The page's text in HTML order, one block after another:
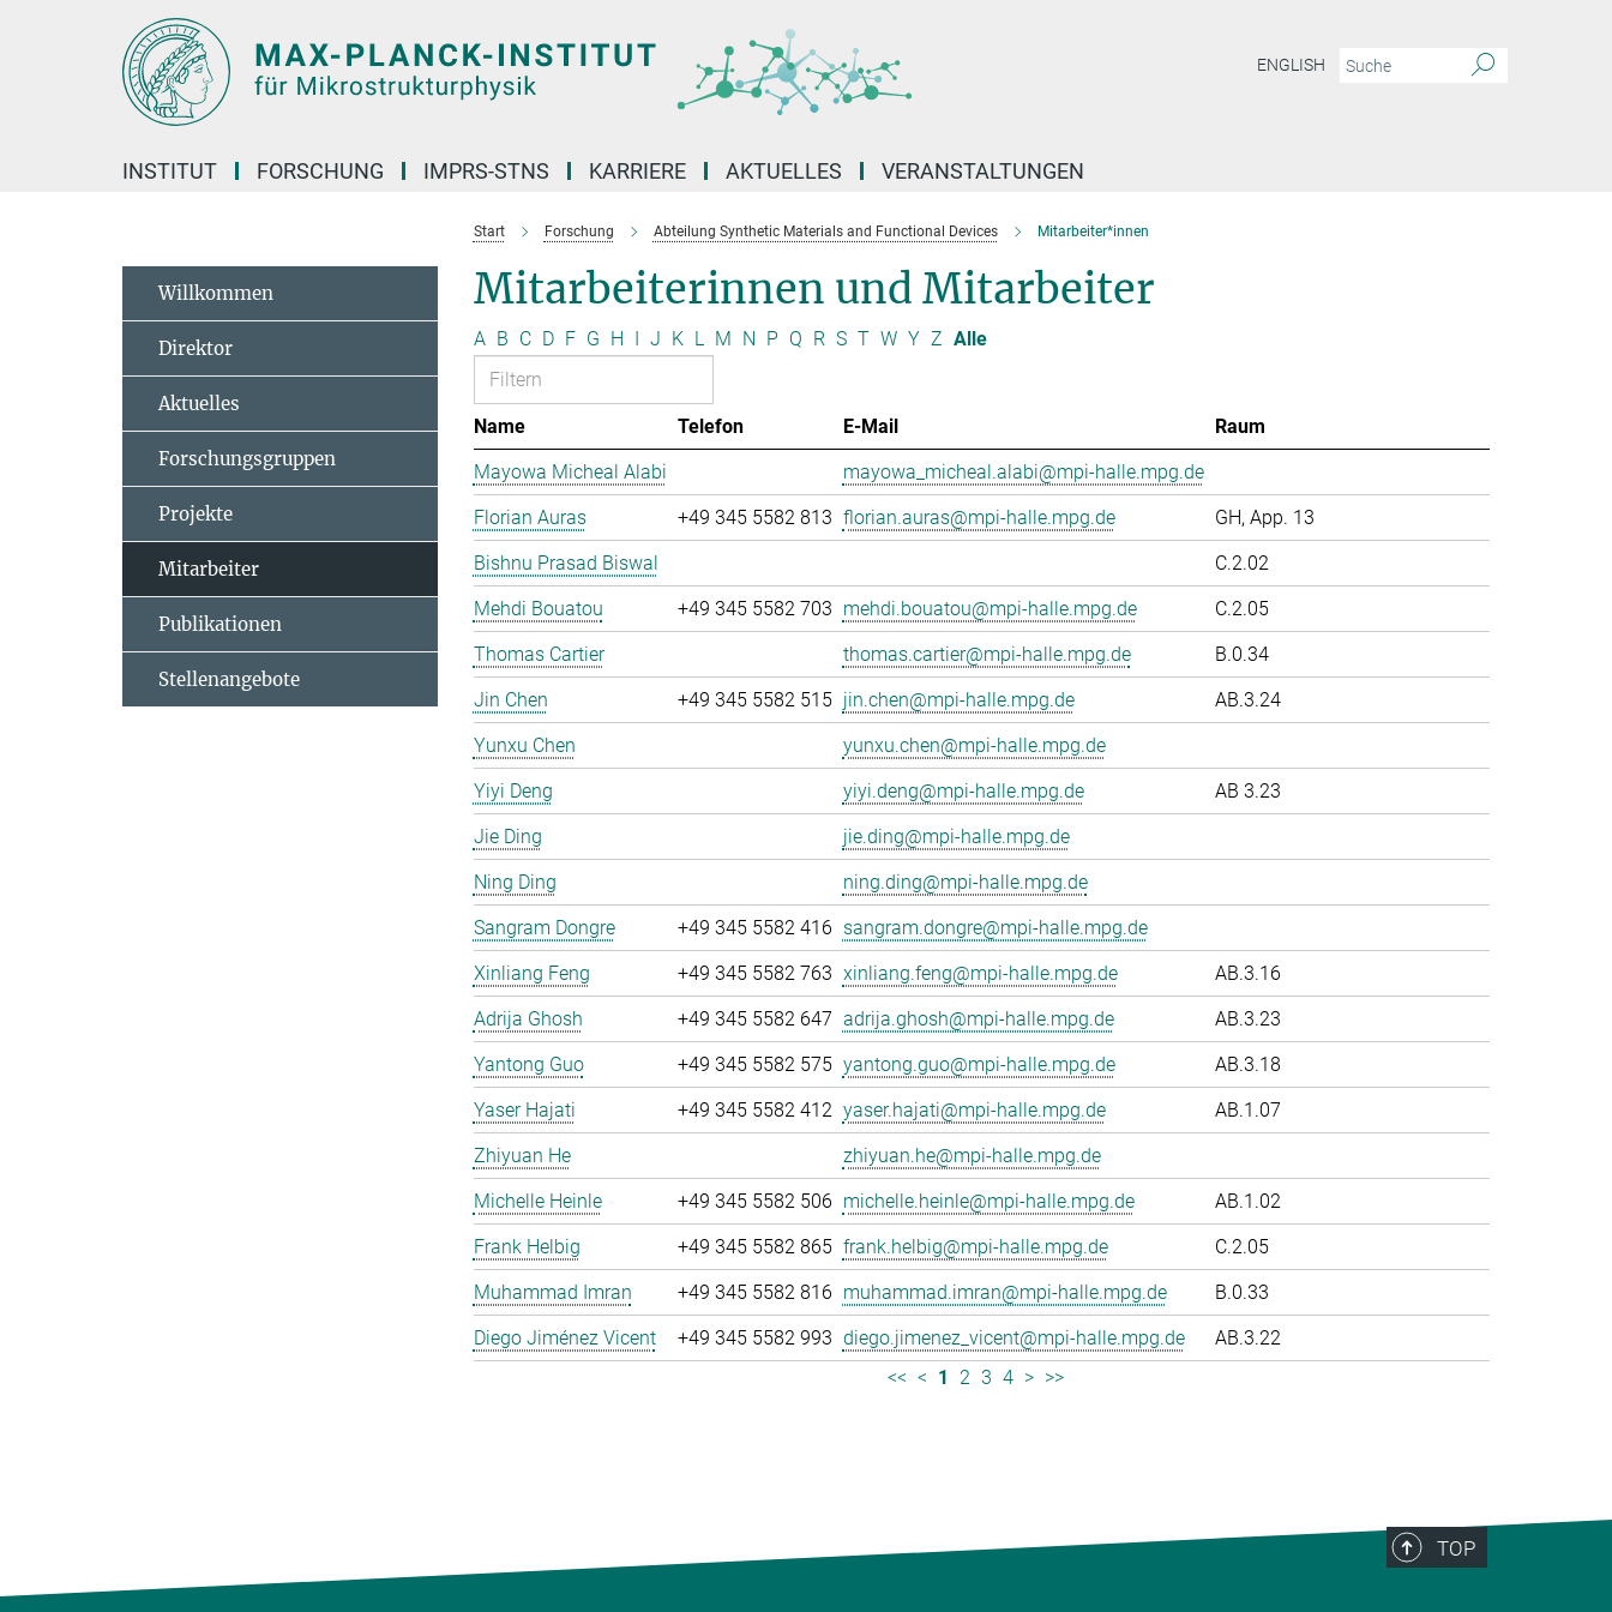
ENGLISH
INSTITUT FORSCHUNG IMPRS-STNS KARRIERE AKTUELLES VERANSTALTUNGEN
Start Forschung Abteilung Synthetic Materials and Functional Devices Mitarbeiter*innen
Mitarbeiterinnen und Mitarbeiter
A B C D F G H I J K L M N P Q R S T W Y Z Alle
Name Telefon E-Mail
Raum
Mayowa Micheal Alabi
mayowa_micheal.alabi@mpi-halle.mpg.de
Florian Auras
+49 345 5582 813 florian.auras@mpi-halle.mpg.de
GH, App. 13
Bishnu Prasad Biswal
C.2.02
Mehdi Bouatou
+49 345 5582 703 mehdi.bouatou@mpi-halle.mpg.de
C.2.05
Thomas Cartier
thomas.cartier@mpi-halle.mpg.de
B.0.34
Jin Chen
+49 345 5582 515 jin.chen@mpi-halle.mpg.de
AB.3.24
Yunxu Chen
yunxu.chen@mpi-halle.mpg.de
Yiyi Deng
yiyi.deng@mpi-halle.mpg.de
AB 3.23
Jie Ding
jie.ding@mpi-halle.mpg.de
Ning Ding
ning.ding@mpi-halle.mpg.de
Sangram Dongre
+49 345 5582 416 sangram.dongre@mpi-halle.mpg.de
Xinliang Feng
+49 345 5582 763 xinliang.feng@mpi-halle.mpg.de
AB.3.16
Adrija Ghosh
+49 345 5582 647 adrija.ghosh@mpi-halle.mpg.de
AB.3.23
Yantong Guo
+49 345 5582 575 yantong.guo@mpi-halle.mpg.de
AB.3.18
Yaser Hajati
+49 345 5582 412 yaser.hajati@mpi-halle.mpg.de
AB.1.07
Zhiyuan He
zhiyuan.he@mpi-halle.mpg.de
Michelle Heinle
+49 345 5582 506 michelle.heinle@mpi-halle.mpg.de
AB.1.02
Frank Helbig
+49 345 5582 865 frank.helbig@mpi-halle.mpg.de
C.2.05
Muhammad Imran
+49 345 5582 816 muhammad.imran@mpi-halle.mpg.de
B.0.33
Diego Jiménez Vicent
+49 345 5582 993 diego.jimenez_vicent@mpi-halle.mpg.de
AB.3.22
<< < 1 2 3 4 > >>
Willkommen
Direktor
Aktuelles
Forschungsgruppen
Projekte
Mitarbeiter
Publikationen
Stellenangebote
TOP